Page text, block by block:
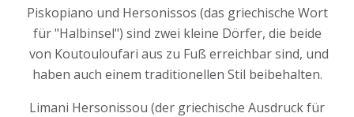
email: info@danaevillas.gr
ΕΟΤ/ΜΗΤΕ: 1039K91003155800
Piskopiano und Hersonissos (das griechische Wort
für "Halbinsel") sind zwei kleine Dörfer, die beide
von Koutouloufari aus zu Fuß erreichbar sind, und
haben auch einem traditionellen Stil beibehalten.
Limani Hersonissou (der griechische Ausdruck für